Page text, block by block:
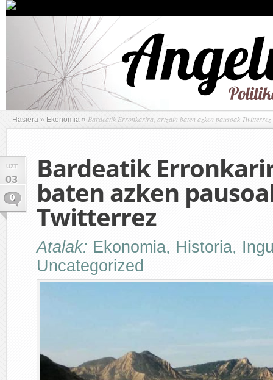
Hasiera » Ekonomia » Bardeatik Erronkarira, artzain baten azken pausoak Twitterrez
UZT
03
0
Bardeatik
baten azken
Twitterrez
Atalak: Ekonomia, Historia,
Uncategorized